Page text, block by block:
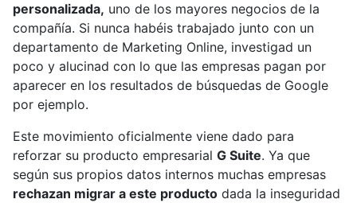
personalizada, uno de los mayores negocios de la
compañía. Si nunca habéis trabajado junto con un
departamento de Marketing Online, investigad un
poco y alucinad con lo que las empresas pagan por
aparecer en los resultados de búsquedas de Google
por ejemplo.
Este movimiento oficialmente viene dado para
reforzar su producto empresarial G Suite. Ya que
según sus propios datos internos muchas empresas
rechazan migrar a este producto dada la inseguridad